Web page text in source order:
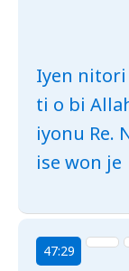
Iyen
ti o bi
iyonu Re.
ise won je
47:29